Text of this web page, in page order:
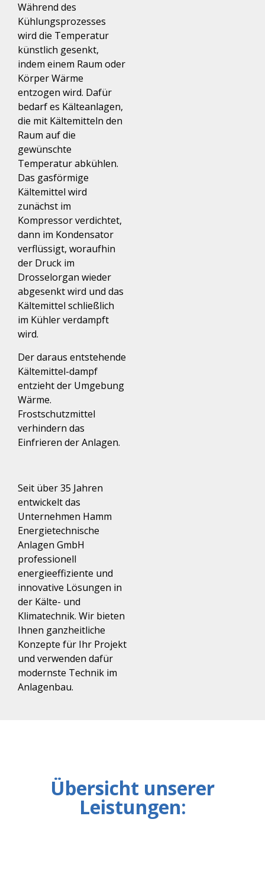
Während des
Kühlungsprozesses
wird die Temperatur
künstlich gesenkt,
indem einem Raum oder
Körper Wärme
entzogen wird. Dafür
bedarf es Kälteanlagen,
die mit Kältemitteln den
Raum auf die
gewünschte
Temperatur abkühlen.
Das gasförmige
Kältemittel wird
zunächst im
Kompressor verdichtet,
dann im Kondensator
verflüssigt, woraufhin
der Druck im
Drosselorgan wieder
abgesenkt wird und das
Kältemittel schließlich
im Kühler verdampft
wird.
Der daraus entstehende
Kältemittel-dampf
entzieht der Umgebung
Wärme.
Frostschutzmittel
verhindern das
Einfrieren der Anlagen.
Seit über 35 Jahren
entwickelt das
Unternehmen Hamm
Energietechnische
Anlagen GmbH
professionell
energieeffiziente und
innovative Lösungen in
der Kälte- und
Klimatechnik. Wir bieten
Ihnen ganzheitliche
Konzepte für Ihr Projekt
und verwenden dafür
modernste Technik im
Anlagenbau.
Übersicht unserer
Leistungen: